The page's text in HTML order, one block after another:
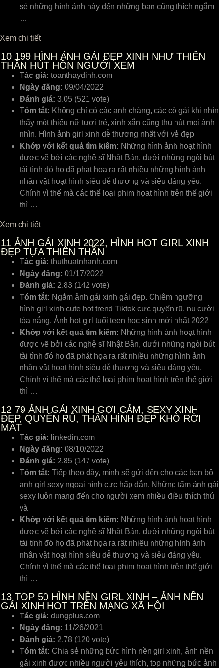
sẻ những hình ảnh này đến những bạn cũng thích ngắm
…
Xem chi tiết
10 199 HÌNH ẢNH GÁI ĐẸP XINH NHƯ THIÊN
THẦN HÚT HỒN NGƯỜI XEM
Tác giả: toanthaydinh.com
Ngày đăng: 09/04/2022
Đánh giá: 3.05 (521 vote)
Tóm tắt: Không chỉ có các anh chàng, các cô gái khi nhìn
thấy một thiếu nữ tươi trẻ, xinh xắn cũng thu hút mọi ánh
nhìn. Hình ảnh girl xinh dễ thương nhất với vẻ đẹp
Khớp với kết quả tìm kiếm: Những hình ảnh hoạt hình
được vẽ bởi các nghệ sĩ Nhật Bản, dưới những ngòi bút
tài tình đó họ đã phát họa ra rất nhiều những hình ảnh
nhân vật hoạt hình siêu dễ thương và siêu đáng yêu.
Chính vì thế mà các thể loại phim họat hình trên thế giới
thì …
Xem chi tiết
11 ẢNH GÁI XINH 2022, HÌNH HOT GIRL XINH
ĐẸP TỰA THIÊN THẦN
Tác giả: thuthuatnhanh.com
Ngày đăng: 01/17/2022
Đánh giá: 2.83 (142 vote)
Tóm tắt: Ngắm ảnh gái xinh gái đẹp. Chiêm ngưỡng
hình girl xinh cute hot trend Tiktok cực quyến rũ, nụ cười
tỏa nắng. Ảnh hot girl tuổi teen học sinh mới nhất 2022
Khớp với kết quả tìm kiếm: Những hình ảnh hoạt hình
được vẽ bởi các nghệ sĩ Nhật Bản, dưới những ngòi bút
tài tình đó họ đã phát họa ra rất nhiều những hình ảnh
nhân vật hoạt hình siêu dễ thương và siêu đáng yêu.
Chính vì thế mà các thể loại phim họat hình trên thế giới
thì …
12 79 ẢNH GÁI XINH GỢI CẢM, SEXY XINH
ĐẸP, QUYẾN RŨ, THÂN HÌNH ĐẸP KHÓ RỜI
MẮT
Tác giả: linkedin.com
Ngày đăng: 08/10/2022
Đánh giá: 2.85 (147 vote)
Tóm tắt: Tiếp theo đây, mình sẽ gửi đến cho các bạn bộ
ảnh girl sexy ngoại hình cực hấp dẫn. Những tấm ảnh gái
sexy luôn mang đến cho người xem nhiều điều thích thú
và
Khớp với kết quả tìm kiếm: Những hình ảnh hoạt hình
được vẽ bởi các nghệ sĩ Nhật Bản, dưới những ngòi bút
tài tình đó họ đã phát họa ra rất nhiều những hình ảnh
nhân vật hoạt hình siêu dễ thương và siêu đáng yêu.
Chính vì thế mà các thể loại phim họat hình trên thế giới
thì …
13 TOP 50 HÌNH NỀN GIRL XINH – ẢNH NỀN
GÁI XINH HOT TRÊN MẠNG XÃ HỘI
Tác giả: dungplus.com
Ngày đăng: 11/26/2021
Đánh giá: 2.78 (120 vote)
Tóm tắt: Chia sẻ những bức hình nền girl xinh, ảnh nền
gái xinh được nhiều người yêu thích, top những bức ảnh